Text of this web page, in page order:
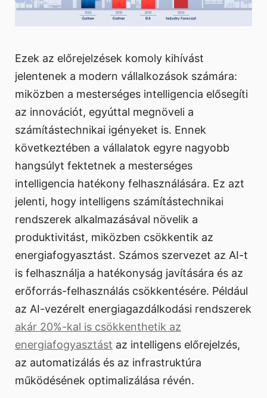
Ezek az előrejelzések komoly kihívást
jelentenek a modern vállalkozások számára:
miközben a mesterséges intelligencia elősegíti
az innovációt, egyúttal megnöveli a
számítástechnikai igényeket is. Ennek
következtében a vállalatok egyre nagyobb
hangsúlyt fektetnek a mesterséges
intelligencia hatékony felhasználására. Ez azt
jelenti, hogy intelligens számítástechnikai
rendszerek alkalmazásával növelik a
produktivitást, miközben csökkentik az
energiafogyasztást. Számos szervezet az AI-t
is felhasználja a hatékonyság javítására és az
erőforrás-felhasználás csökkentésére. Például
az AI-vezérelt energiagazdálkodási rendszerek
akár 20%-kal is csökkenthetik az
energiafogyasztást az intelligens előrejelzés,
az automatizálás és az infrastruktúra
működésének optimalizálása révén.